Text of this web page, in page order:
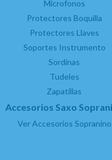
Microfonos
Protectores Boquilla
Protectores Llaves
Soportes Instrumento
Sordinas
Tudeles
Zapatillas
Accesorios Saxo
Ver Accesorios Sopranino